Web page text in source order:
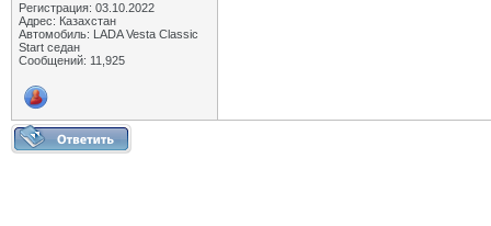
Регистрация: 03.10.2022
Адрес: Казахстан
Автомобиль: LADA Vesta Classic
Start седан
Сообщений: 11,925